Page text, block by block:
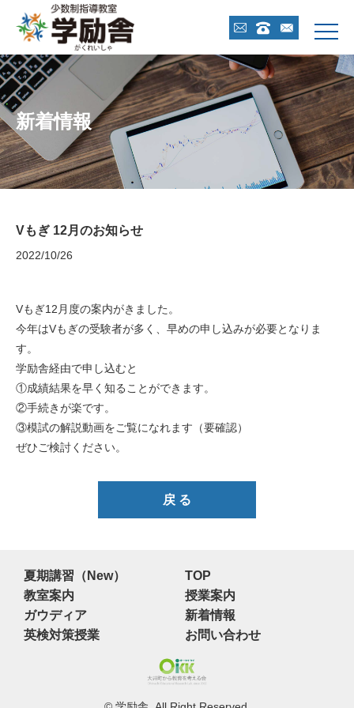
  
新着情報
Vもぎ 12月のお知らせ
2022/10/26
Vもぎ12月度の案内がきました。
今年はVもぎの受験者が多く、早めの申し込みが必要となりま
す。
学励舎経由で申し込むと
①成績結果を早く知ることができます。
②手続きが楽です。
③模試の解説動画をご覧になれます（要確認）
ぜひご検討ください。
戻 る
夏期講習（New）
TOP
教室案内
授業案内
ガウディア
新着情報
英検対策授業
お問い合わせ